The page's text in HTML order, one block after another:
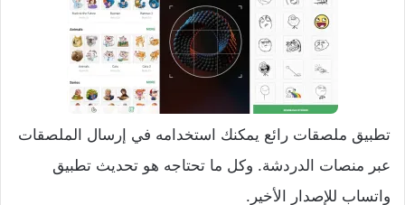
تطبيق ملصقات رائع يمكنك استخدامه في إرسال الملصقات
عبر منصات الدردشة. وكل ما تحتاجه هو تحديث تطبيق
واتساب للإصدار الأخير.